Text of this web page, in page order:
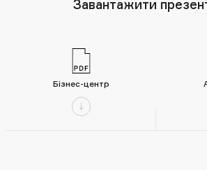
Завантажити
Бізнес-центр